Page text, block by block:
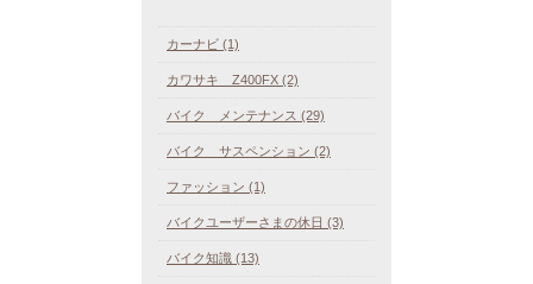
カーナビ (1)
カワサキ Z400FX (2)
バイク メンテナンス (29)
バイク サスペンション (2)
ファッション (1)
バイクユーザーさまの休日 (3)
バイク知識 (13)